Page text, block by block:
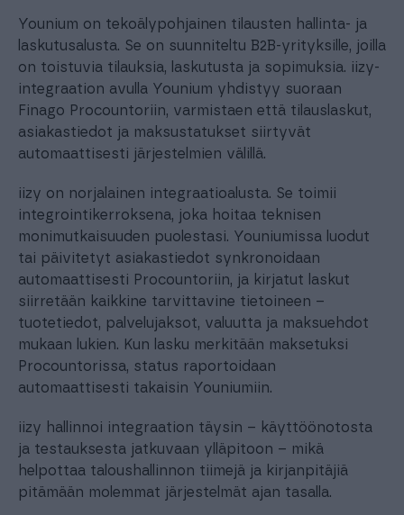
Younium on tekoälypohjainen tilausten hallinta- ja
laskutusalusta. Se on suunniteltu B2B-yrityksille, joilla
on toistuvia tilauksia, laskutusta ja sopimuksia. iizy-
integraation avulla Younium yhdistyy suoraan
Finago Procountoriin, varmistaen että tilauslaskut,
asiakastiedot ja maksustatukset siirtyvät
automaattisesti järjestelmien välillä.
iizy on norjalainen integraatioalusta. Se toimii
integrointikerroksena, joka hoitaa teknisen
monimutkaisuuden puolestasi. Youniumissa luodut
tai päivitetyt asiakastiedot synkronoidaan
automaattisesti Procountoriin, ja kirjatut laskut
siirretään kaikkine tarvittavine tietoineen –
tuotetiedot, palvelujaksot, valuutta ja maksuehdot
mukaan lukien. Kun lasku merkitään maksetuksi
Procountorissa, status raportoidaan
automaattisesti takaisin Youniumiin.
iizy hallinnoi integraation täysin – käyttöönotosta
ja testauksesta jatkuvaan ylläpitoon – mikä
helpottaa taloushallinnon tiimejä ja kirjanpitäjiä
pitämään molemmat järjestelmät ajan tasalla.